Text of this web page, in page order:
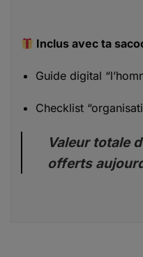
Inclus avec ta
Guide digital
Checklist
Valeur totale
offerts